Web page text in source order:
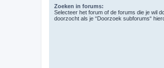
Zoeken in forums:
Selecteer het forum of de forums die je wil
doorzocht als je “Doorzoek subforums“